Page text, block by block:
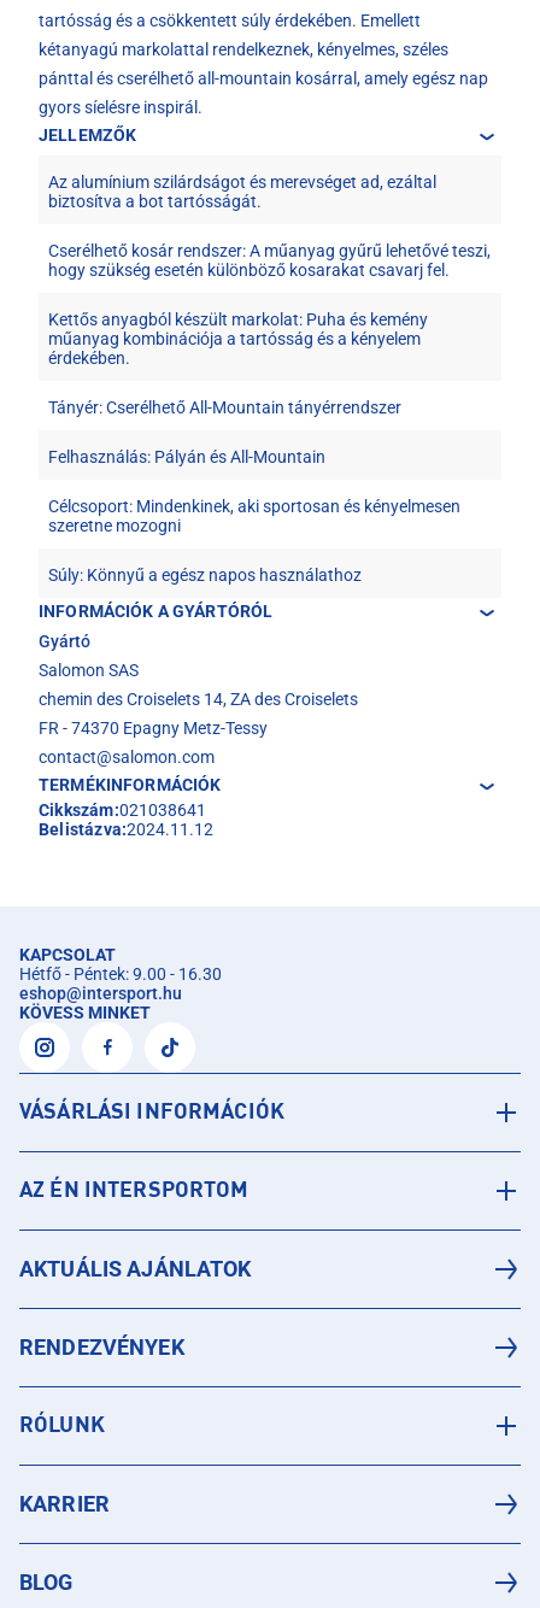
tartósság és a csökkentett súly érdekében. Emellett
kétanyagú markolattal rendelkeznek, kényelmes, széles
pánttal és cserélhető all-mountain kosárral, amely egész nap
gyors síelésre inspirál.
JELLEMZŐK
Az alumínium szilárdságot és merevséget ad, ezáltal
biztosítva a bot tartósságát.
Cserélhető kosár rendszer: A műanyag gyűrű lehetővé teszi,
hogy szükség esetén különböző kosarakat csavarj fel.
Kettős anyagból készült markolat: Puha és kemény
műanyag kombinációja a tartósság és a kényelem
érdekében.
Tányér: Cserélhető All-Mountain tányérrendszer
Felhasználás: Pályán és All-Mountain
Célcsoport: Mindenkinek, aki sportosan és kényelmesen
szeretne mozogni
Súly: Könnyű a egész napos használathoz
INFORMÁCIÓK A GYÁRTÓRÓL
Gyártó
Salomon SAS
chemin des Croiselets 14, ZA des Croiselets
FR - 74370 Epagny Metz-Tessy
contact@salomon.com
TERMÉKINFORMÁCIÓK
Cikkszám:021038641
Belistázva:2024.11.12
KAPCSOLAT
Hétfő - Péntek: 9.00 - 16.30
eshop@intersport.hu
KÖVESS MINKET
VÁSÁRLÁSI INFORMÁCIÓK
AZ ÉN INTERSPORTOM
AKTUÁLIS AJÁNLATOK
RENDEZVÉNYEK
RÓLUNK
KARRIER
BLOG